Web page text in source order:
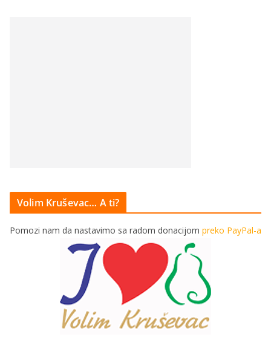
Volim Kruševac… A ti?
Pomozi nam da nastavimo sa radom donacijom preko PayPal-a